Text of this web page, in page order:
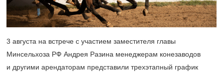
3 августа на встрече с участием заместителя главы
Минсельхоза РФ Андрея Разина менеджерам конезаводов
и другими арендаторам представили трехэтапный график